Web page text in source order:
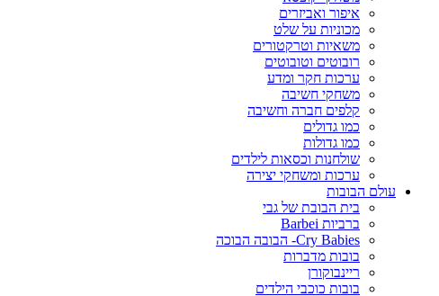
איפור ואביזרים
מכוניות על שלט
משאיות וטרקטורים
רובוטים וטובוטים
ערכות חקר ומדע
משחקי חשיבה
קלפים חברה וחשיבה
כמו גדולים
כמו גדולות
שולחנות וכסאות לילדים
ערכות ומשחקי יצירה
עולם הבובות
בית הבובת של גבי
ברביות Barbei
Cry Babies- הבובה הבוכה
בובות מדברות
ריינבוקורן
בובות כוכבי הילדים